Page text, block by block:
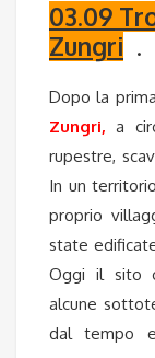
03.09
Zungri .
Dopo la
Zungri,a
rupestre,
In un
proprio
state
Oggi il sito
alcune
dal tempo